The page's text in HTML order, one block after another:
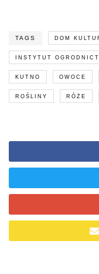
TAGS DOM
INSTYTUT
KUTNO OWOCE
ROŚLINY RÓŻE